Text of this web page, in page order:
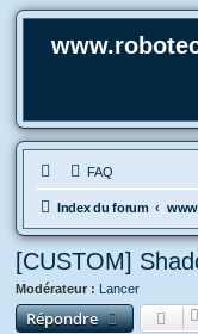
FAQ
Index du forum
[CUSTOM]
Modérateur : Lancer
Répondre